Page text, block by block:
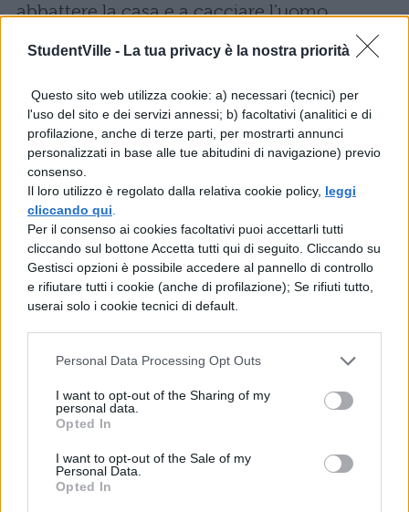
StudentVille - La tua privacy è la nostra priorità
Questo sito web utilizza cookie: a) necessari (tecnici) per
l'uso del sito e dei servizi annessi; b) facoltativi (analitici e di
profilazione, anche di terze parti, per mostrarti annunci
personalizzati in base alle tue abitudini di navigazione) previo
consenso.
Il loro utilizzo è regolato dalla relativa cookie policy, leggi
cliccando qui
Per il consenso ai cookies facoltativi puoi accettarli tutti
cliccando sul bottone Accetta tutti qui di seguito. Cliccando su
Gestisci opzioni è possibile accedere al pannello di controllo
e rifiutare tutti i cookie (anche di profilazione); Se rifiuti tutto,
userai solo i cookie tecnici di default.
Personal Data Processing Opt Outs
I want to opt-out of the Sharing of my
personal data.
Opted In
I want to opt-out of the Sale of my
Personal Data.
Opted In
abbattere la casa e a cacciare l’uomo,
considerata una spia, ma nulla: non esisteva
cipolle a ridosso del muro. Così la storia
andò avanti per anni, fino alla Caduta del
Muro e oggi, a 25 anni di distanza, la casetta
è ancora lì, con il suo giardino, praticamente
in mezzo a uno spartitraffico. Molti si
fermano a fotografare questa singolare
abitazione perchè ormai laBaumhaus an der
Maueroggi è una meta turistica che trovate
anche sulle guide. Per Berlino rimane e
rimarrà un simbolo storico di un periodo
nero, e Osman Kalin uno dei vincitori morali
della Guerra Fredda.